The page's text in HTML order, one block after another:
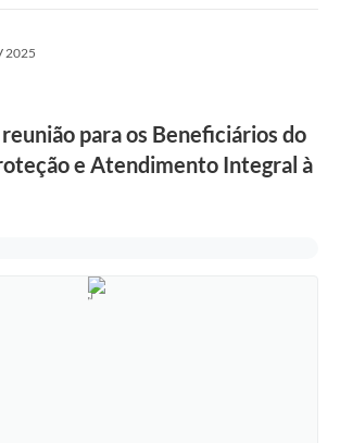
2025
para os Beneficiários do
e Atendimento Integral à